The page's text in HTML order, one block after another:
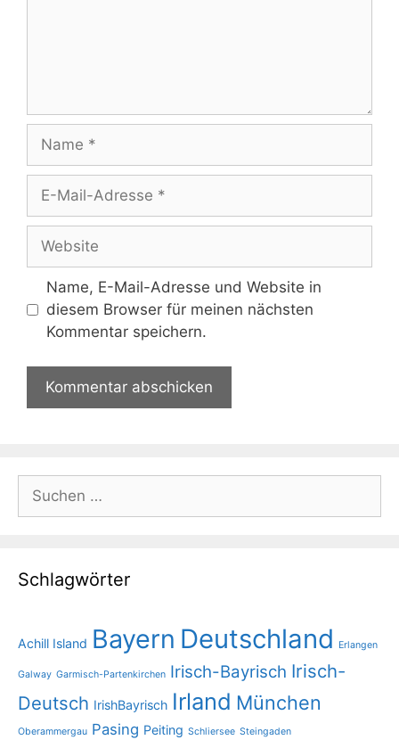
Name
Adresse
Website
Name, E-Mail-Adresse und Website in
diesem Browser für meinen nächsten
Kommentar speichern.
nach:
Schlagwörter
Achill Island Bayern Deutschland Erlangen
Galway Garmisch-Partenkirchen Irisch-Bayrisch Irisch-
Deutsch IrishBayrisch Irland München
Oberammergau Pasing Peiting Schliersee Steingaden